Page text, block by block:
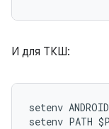
И для ТКШ:
setenv
setenv PATH